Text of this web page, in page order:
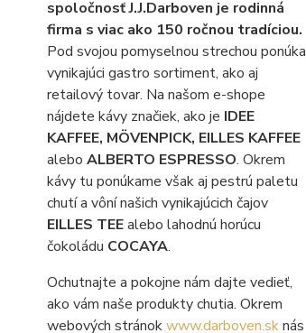
spoločnosť J.J.Darboven je rodinná
firma s viac ako 150 ročnou tradíciou.
Pod svojou pomyselnou strechou ponúka
vynikajúci gastro sortiment, ako aj
retailový tovar. Na našom e-shope
nájdete kávy značiek, ako je IDEE
KAFFEE, MÖVENPICK, EILLES KAFFEE
alebo ALBERTO ESPRESSO. Okrem
kávy tu ponúkame však aj pestrú paletu
chutí a vôní našich vynikajúcich čajov
EILLES TEEalebo lahodnú horúcu
čokoládu COCAYA.
Ochutnajte a pokojne nám dajte vedieť,
ako vám naše produkty chutia. Okrem
webových stránokwww.darboven.sknás